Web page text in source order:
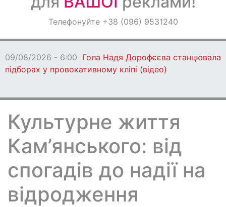
ОголошенняТелефонуйте +38 (096) 9531240
08/08/2026 - 17:51
Діти Захисників з
прямують на відпочинок до Німеччини
Культурне життя
Кам’янського: від
спогадів до надії на
відродження